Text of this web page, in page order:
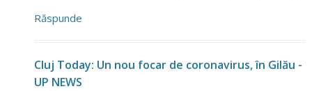
Răspunde
Cluj Today: Un nou focar de coronavirus, în Gilău -
UP NEWS